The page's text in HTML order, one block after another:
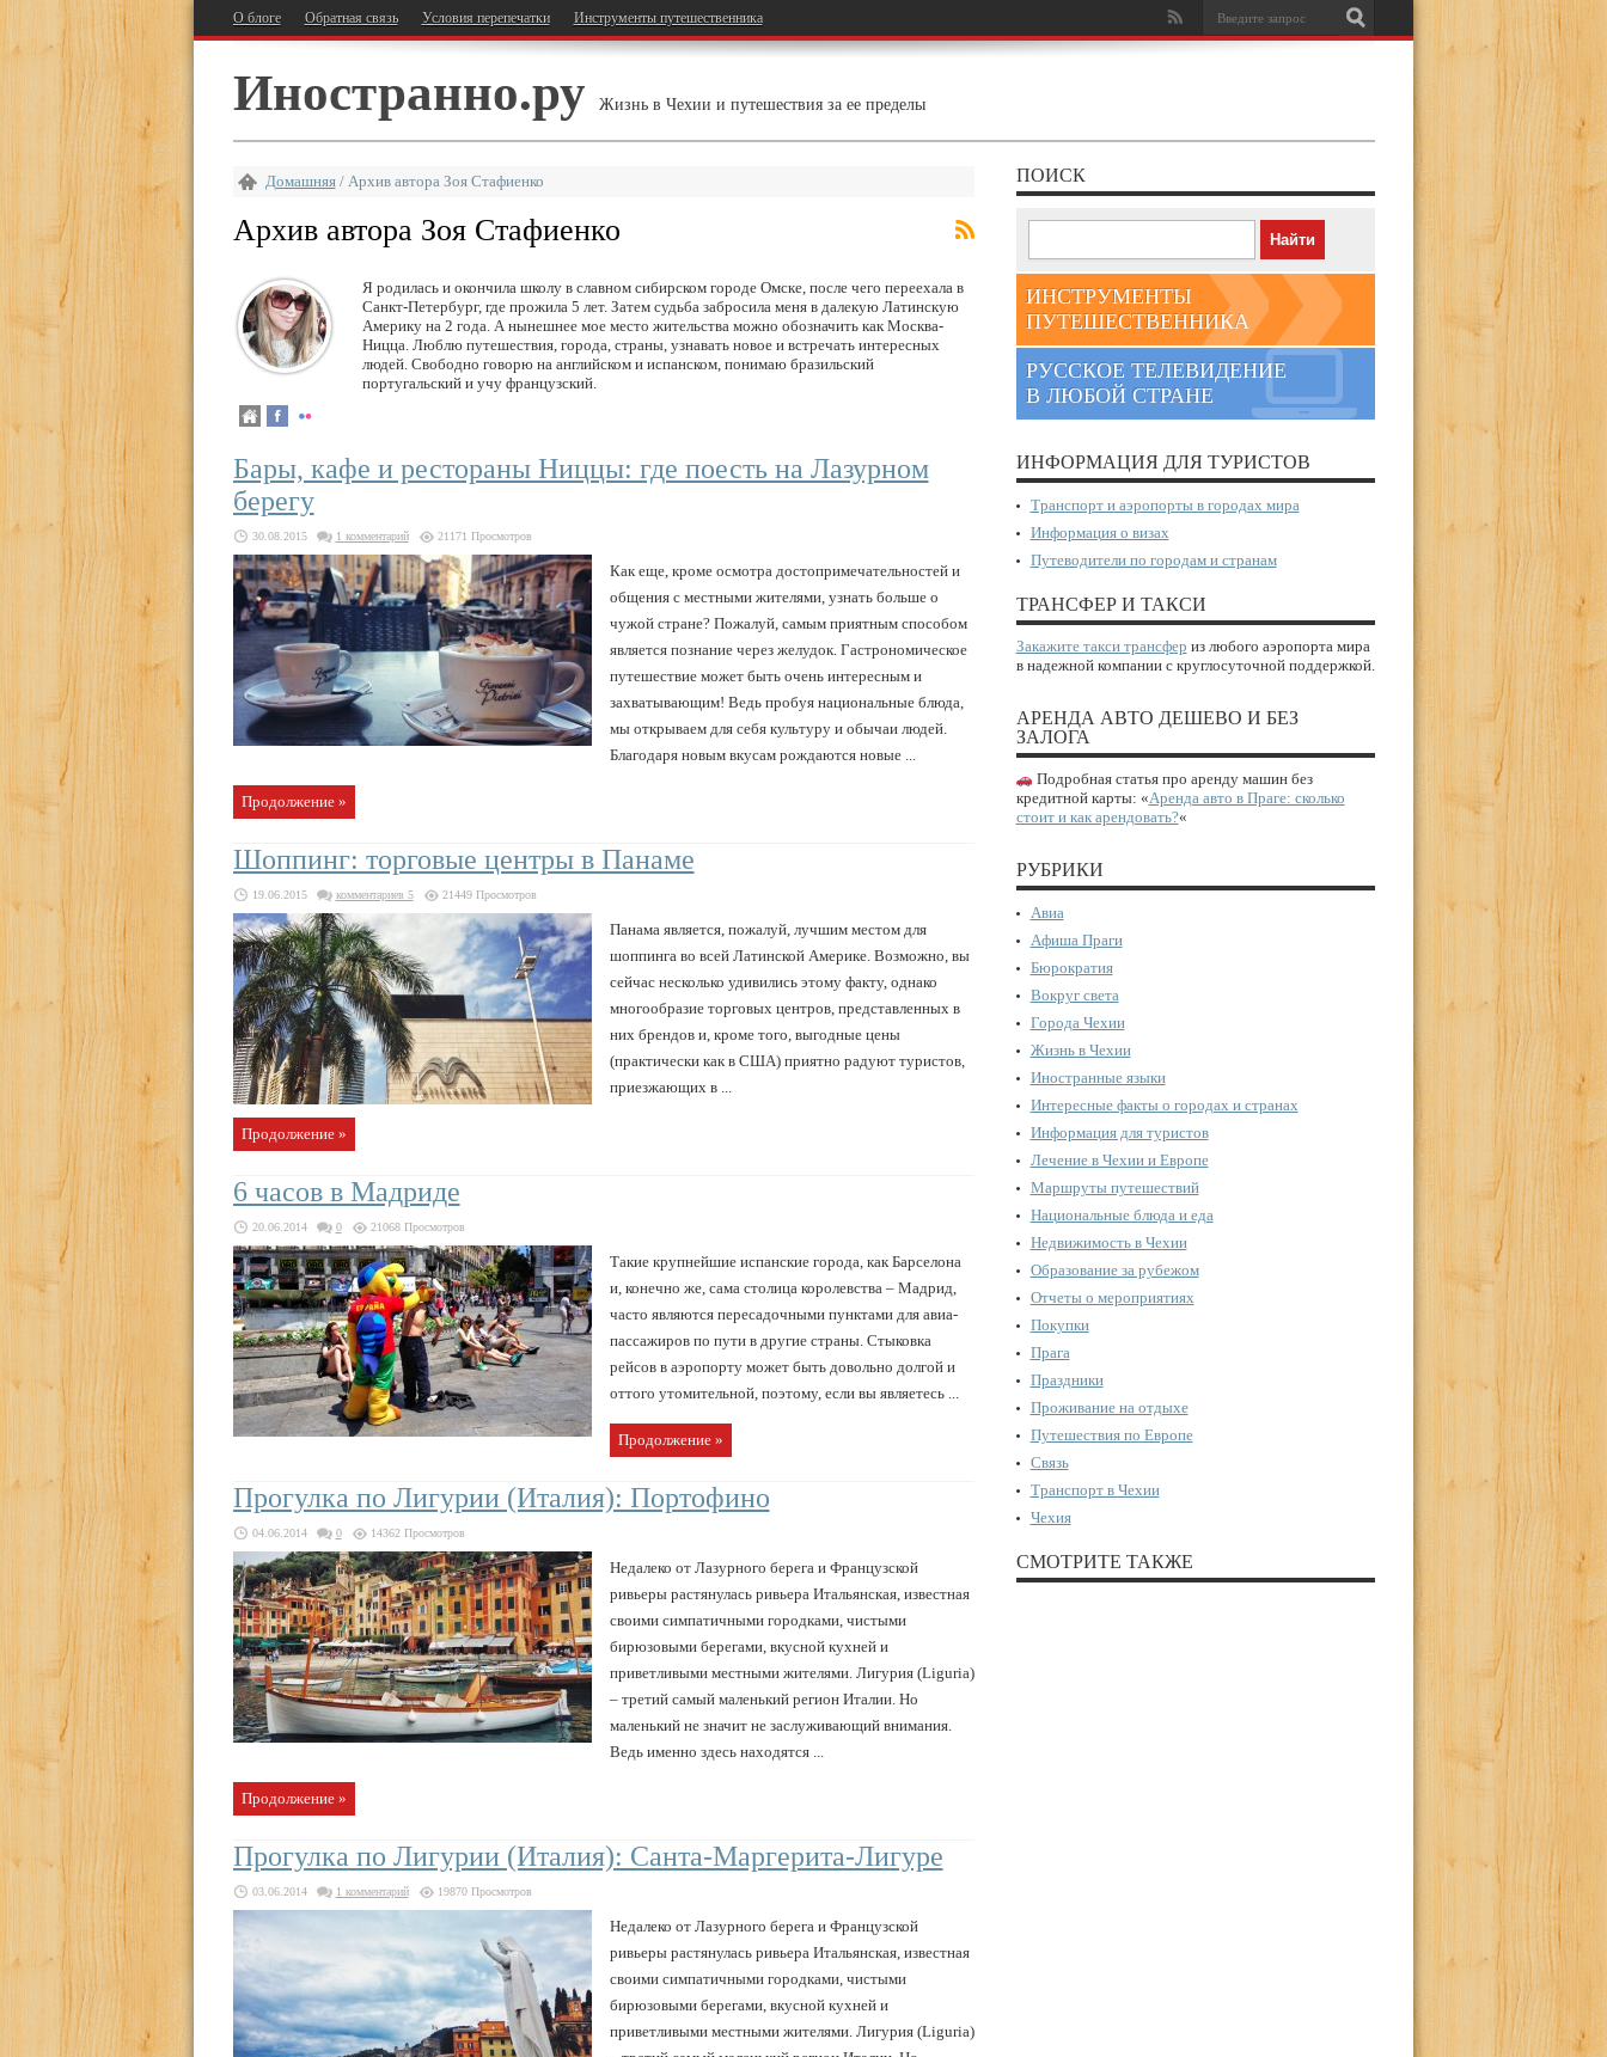
О блоге Обратная связь Условия перепечатки Инструменты путешественника
Иностранно.ру Жизнь в Чехии и путешествия за ее пределы
Домашняя/ Архив автора Зоя Стафиенко
Архив автора Зоя Стафиенко
Я родилась и окончила школу в славном сибирском городе Омске, после чего переехала в
Санкт-Петербург, где прожила 5 лет. Затем судьба забросила меня в далекую Латинскую
Америку на 2 года. А нынешнее мое место жительства можно обозначить как Москва-
Ницца. Люблю путешествия, города, страны, узнавать новое и встречать интересных
людей. Свободно говорю на английском и испанском, понимаю бразильский
португальский и учу французский.
Бары, кафе и рестораны Ниццы: где поесть на Лазурном
берегу
30.08.2015 1 комментарий 21171 Просмотров
Как еще, кроме осмотра достопримечательностей и
общения с местными жителями, узнать больше о
чужой стране? Пожалуй, самым приятным способом
является познание через желудок. Гастрономическое
путешествие может быть очень интересным и
захватывающим! Ведь пробуя национальные блюда,
мы открываем для себя культуру и обычаи людей.
Благодаря новым вкусам рождаются новые ...
Продолжение »
Шоппинг: торговые центры в Панаме
19.06.2015 комментариев 5 21449 Просмотров
Панама является, пожалуй, лучшим местом для
шоппинга во всей Латинской Америке. Возможно, вы
сейчас несколько удивились этому факту, однако
многообразие торговых центров, представленных в
них брендов и, кроме того, выгодные цены
(практически как в США) приятно радуют туристов,
приезжающих в ...
Продолжение »
6 часов в Мадриде
20.06.2014 0 21068 Просмотров
Такие крупнейшие испанские города, как Барселона
и, конечно же, сама столица королевства – Мадрид,
часто являются пересадочными пунктами для авиа-
пассажиров по пути в другие страны. Стыковка
рейсов в аэропорту может быть довольно долгой и
оттого утомительной, поэтому, если вы являетесь ...
Продолжение »
Прогулка по Лигурии (Италия): Портофино
04.06.2014 0 14362 Просмотров
Недалеко от Лазурного берега и Французской
ривьеры растянулась ривьера Итальянская, известная
своими симпатичными городками, чистыми
бирюзовыми берегами, вкусной кухней и
приветливыми местными жителями. Лигурия (Liguria)
– третий самый маленький регион Италии. Но
маленький не значит не заслуживающий внимания.
Ведь именно здесь находятся ...
Продолжение »
Прогулка по Лигурии (Италия): Санта-Маргерита-Лигуре
03.06.2014 1 комментарий 19870 Просмотров
Недалеко от Лазурного берега и Французской
ривьеры растянулась ривьера Итальянская, известная
своими симпатичными городками, чистыми
бирюзовыми берегами, вкусной кухней и
приветливыми местными жителями. Лигурия (Liguria)
ПОИСК
ИНСТРУМЕНТЫ
ПУТЕШЕСТВЕННИКА
РУССКОЕ ТЕЛЕВИДЕНИЕ
В ЛЮБОЙ СТРАНЕ
ИНФОРМАЦИЯ ДЛЯ ТУРИСТОВ
Транспорт и аэропорты в городах мира
Информация о визах
Путеводители по городам и странам
ТРАНСФЕР И ТАКСИ
Закажите такси трансфер из любого аэропорта мира
в надежной компании с круглосуточной поддержкой.
АРЕНДА АВТО ДЕШЕВО И БЕЗ
ЗАЛОГА
Подробная статья про аренду машин без
кредитной карты: «Аренда авто в Праге: сколько
стоит и как арендовать?«
РУБРИКИ
Авиа
Афиша Праги
Бюрократия
Вокруг света
Города Чехии
Жизнь в Чехии
Иностранные языки
Интересные факты о городах и странах
Информация для туристов
Лечение в Чехии и Европе
Маршруты путешествий
Национальные блюда и еда
Недвижимость в Чехии
Образование за рубежом
Отчеты о мероприятиях
Покупки
Прага
Праздники
Проживание на отдыхе
Путешествия по Европе
Связь
Транспорт в Чехии
Чехия
СМОТРИТЕ ТАКЖЕ